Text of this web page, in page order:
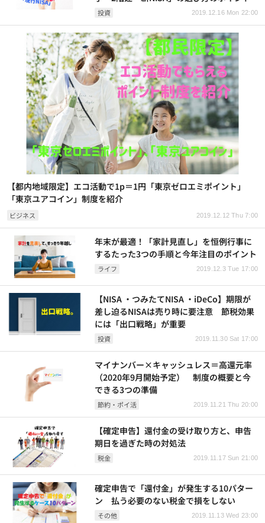
投資 2019.12.16 Mon 22:00
ビジネス 2019.12.12 Thu 7:00
【都内地域限定】エコ活動で1p＝1円「東京ゼロエミポイント」
「東京ユアコイン」制度を紹介
ライフ 2019.12.3 Tue 17:00
年末が最適！「家計見直し」を恒例行事に
するたった3つの手順と今年注目のポイント
投資 2019.11.30 Sat 17:00
【NISA ・つみたてNISA ・iDeCo】期限が
差し迫るNISAは売り時に要注意 節税効果
には「出口戦略」が重要
節約・ポイ活 2019.11.21 Thu 20:00
マイナンバー×キャッシュレス＝高還元率
（2020年9月開始予定） 制度の概要と今
できる3つの準備
税金 2019.11.17 Sun 21:00
【確定申告】還付金の受け取り方と、申告
期日を過ぎた時の対処法
その他 2019.11.13 Wed 23:00
確定申告で「還付金」が発生する10パター
ン 払う必要のない税金で損をしない